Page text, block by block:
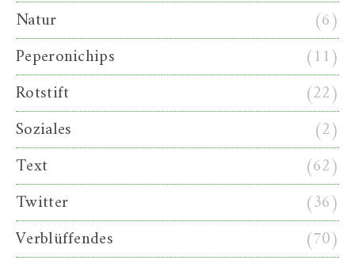
Natur
(6)
Peperonichips
(11)
Rotstift
(22)
Soziales
(2)
Text
(62)
Twitter
(36)
Verblüffendes
(70)